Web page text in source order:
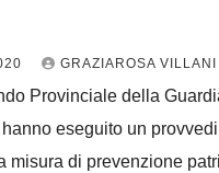
GRAZIAROSA VILLANI
Provinciale della
eseguito un
misura di prevenzione